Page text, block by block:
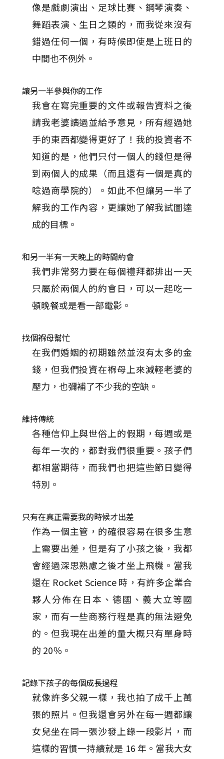
像是戲劇演出、足球比賽、鋼琴演奏、
舞蹈表演、生日之類的，而我從來沒有
錯過任何一個，有時候即使是上班日的
中間也不例外。
讓另一半參與你的工作
我會在寫完重要的文件或報告資料之後
請我老婆讀過並給予意見，所有經過她
手的東西都變得更好了！我的投資者不
知道的是，他們只付一個人的錢但是得
到兩個人的成果（而且還有一個是真的
唸過商學院的）。如此不但讓另一半了
解我的工作內容，更讓她了解我試圖達
成的目標。
和另一半有一天晚上的時間約會
我們非常努力要在每個禮拜都排出一天
只屬於兩個人的約會日，可以一起吃一
頓晚餐或是看一部電影。
找個褓母幫忙
在我們婚姻的初期雖然並沒有太多的金
錢，但我們投資在褓母上來減輕老婆的
壓力，也彌補了不少我的空缺。
維持傳統
各種信仰上與世俗上的假期，每週或是
每年一次的，都對我們很重要。孩子們
都相當期待，而我們也把這些節日變得
特別。
只有在真正需要我的時候才出差
作為一個主管，的確很容易在很多生意
上需要出差，但是有了小孩之後，我都
會經過深思熟慮之後才坐上飛機。當我
還在 Rocket Science 時，有許多企業合
夥人分佈在日本、德國、義大立等國
家，而有一些商務行程是真的無法避免
的。但我現在出差的量大概只有單身時
的 20％。
記錄下孩子的每個成長過程
就像許多父親一樣，我也拍了成千上萬
張的照片。但我還會另外在每一週都讓
女兒坐在同一張沙發上錄一段影片，而
這樣的習慣一持續就是 16 年。當我大女